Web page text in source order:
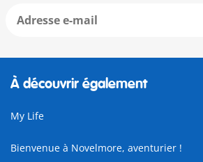
À découvrir également
My Life
Bienvenue à Novelmore, aventurier !